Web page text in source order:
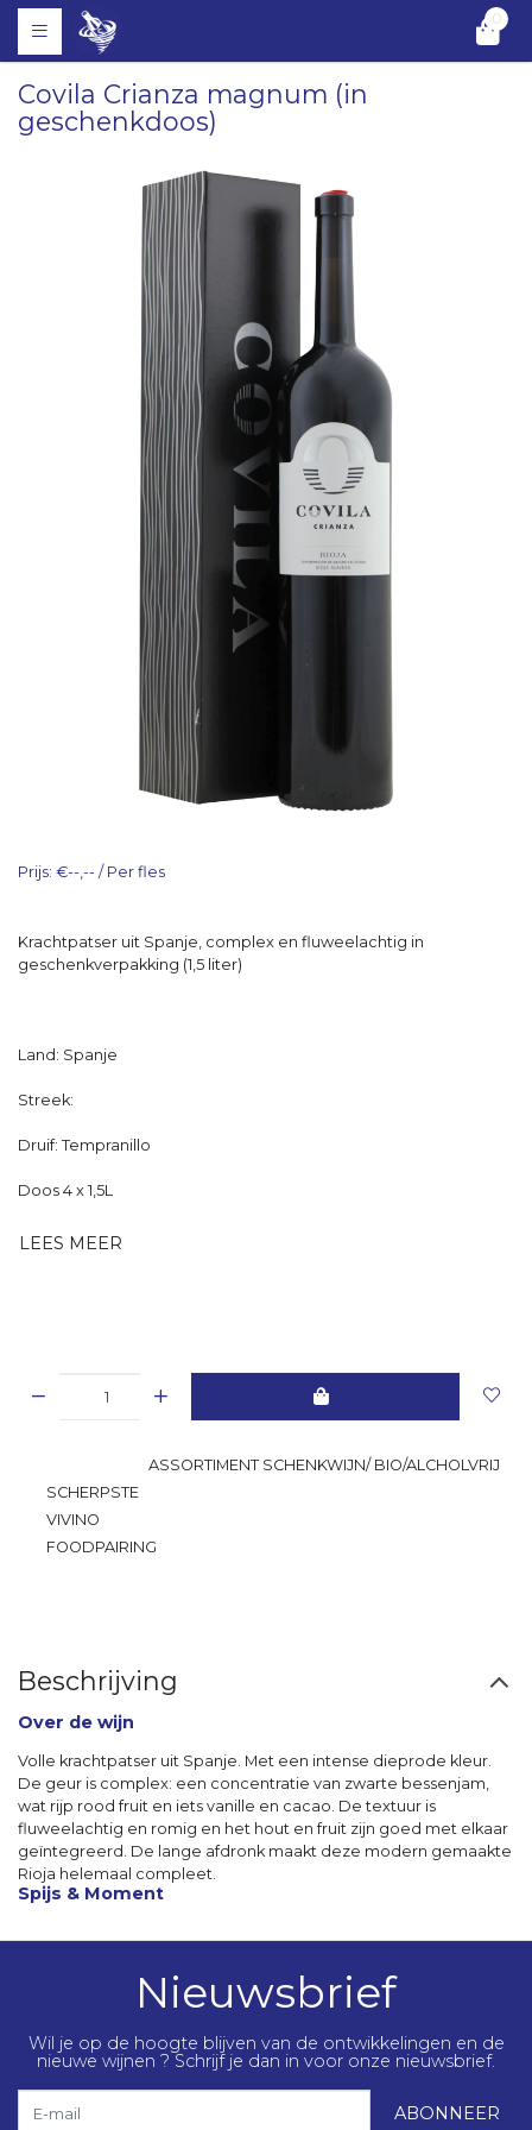
0
Covila Crianza magnum (in
geschenkdoos)
Prijs: €--,-- / Per fles
Krachtpatser uit Spanje, complex en fluweelachtig in
geschenkverpakking (1,5 liter)
Land: Spanje
Streek:
Druif: Tempranillo
Doos 4 x 1,5L
LEES MEER
ASSORTIMENT SCHENKWIJN/ BIO/ALCHOLVRIJ
SCHERPSTE
VIVINO
FOODPAIRING
Beschrijving
Over de wijn
Volle krachtpatser uit Spanje. Met een intense dieprode kleur.
De geur is complex: een concentratie van zwarte bessenjam,
wat rijp rood fruit en iets vanille en cacao. De textuur is
fluweelachtig en romig en het hout en fruit zijn goed met elkaar
geïntegreerd. De lange afdronk maakt deze modern gemaakte
Rioja helemaal compleet.
Spijs & Moment
Nieuwsbrief
Wil je op de hoogte blijven van de ontwikkelingen en de
nieuwe wijnen ? Schrijf je dan in voor onze nieuwsbrief.
ABONNEER